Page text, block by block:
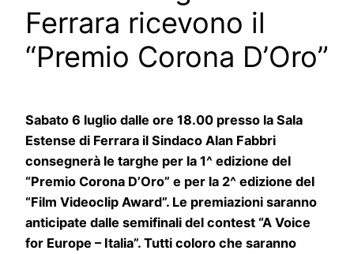
Ferrara ricevono il
“Premio Corona D’Oro”
Sabato 6 luglio dalle ore 18.00 presso la Sala
Estense di Ferrara il Sindaco Alan Fabbri
consegnerà le targhe per la 1^ edizione del
“Premio Corona D’Oro” e per la 2^ edizione del
“Film Videoclip Award”. Le premiazioni saranno
anticipate dalle semifinali del contest “A Voice
for Europe – Italia”. Tutti coloro che saranno